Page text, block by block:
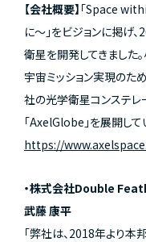
【会社概要】 「Space
に〜」をビジョンに掲げ
衛星を開発してきました
宇宙ミッション実現のた
社の光学衛星コンステ
「AxelGlobe」を展開して
https://
・株式会社Double
武藤 康平
「弊社は、2018年より本